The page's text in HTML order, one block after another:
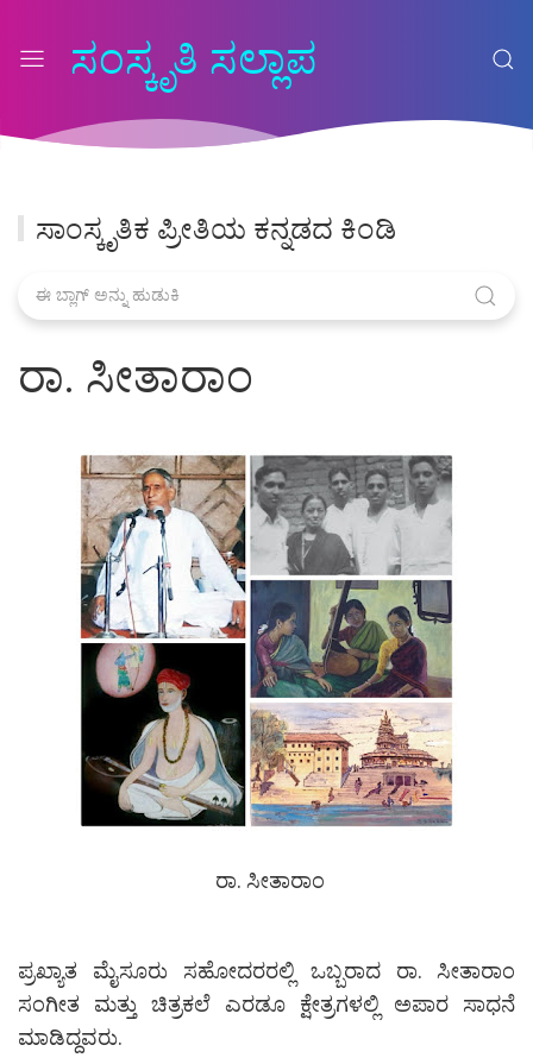
ಸಂಸ್ಕೃತಿ ಸಲ್ಲಾಪ
ಸಾಂಸ್ಕೃತಿಕ ಪ್ರೀತಿಯ ಕನ್ನಡದ ಕಿಂಡಿ
ರಾ. ಸೀತಾರಾಂ
ರಾ. ಸೀತಾರಾಂ
ಪ್ರಖ್ಯಾತ ಮೈಸೂರು ಸಹೋದರರಲ್ಲಿ ಒಬ್ಬರಾದ ರಾ. ಸೀತಾರಾಂ
ಸಂಗೀತ ಮತ್ತು ಚಿತ್ರಕಲೆ ಎರಡೂ ಕ್ಷೇತ್ರಗಳಲ್ಲಿ ಅಪಾರ ಸಾಧನೆ
ಮಾಡಿದ್ದವರು.